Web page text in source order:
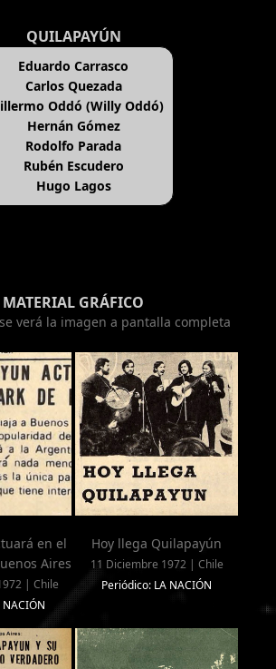
QUILAPAYÚN
Eduardo Carrasco
Carlos Quezada
Oddó (Willy Oddó)
Hernán Gómez
Rodolfo Parada
Rubén Escudero
Hugo Lagos
MATERIAL GRÁFICO
verá la imagen a pantalla completa
en el
Aires
| Chile
Hoy llega Quilapayún
11 Diciembre 1972 | Chile
Periódico: LA NACIÓN